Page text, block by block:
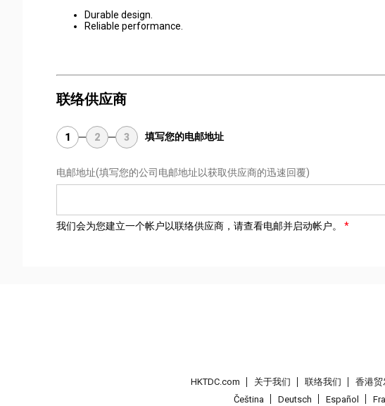
Durable design.
Reliable performance.
联络供应商
1 2 3 填写您的电邮地址
电邮地址(填写您的公司电邮地址以获取供应商的迅速回覆)
我们会为您建立一个帐户以联络供应商，请查看电邮并启动帐户。
HKTDC.com 关于我们 联络我们 香港
Čeština
Deutsch Español